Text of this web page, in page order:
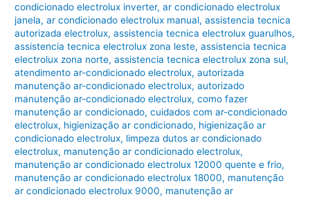
condicionado electrolux inverter,ar condicionado electrolux
janela,ar condicionado electrolux manual,assistencia tecnica
autorizada electrolux,assistencia tecnica electrolux guarulhos,
assistencia tecnica electrolux zona leste,assistencia tecnica
electrolux zona norte,assistencia tecnica electrolux zona sul,
atendimento ar-condicionado electrolux,autorizada
manutenção ar-condicionado electrolux,autorizado
manutenção ar-condicionado electrolux,como fazer
manutenção ar condicionado,cuidados com ar-condicionado
electrolux, higienização ar condicionado, higienização ar
condicionado electrolux, limpeza dutos ar condicionado
electrolux, manutenção ar condicionado electrolux,
manutenção ar condicionado electrolux 12000 quente e frio,
manutenção ar condicionado electrolux 18000, manutenção
ar condicionado electrolux 9000, manutenção ar